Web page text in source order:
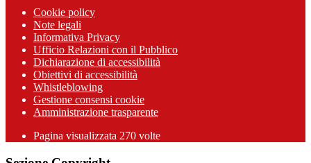
Cookie policy
Note legali
Informativa Privacy
Ufficio Relazioni con il Pubblico
Dichiarazione di accessibilità
Obiettivi di accessibilità
Whistleblowing
Gestione consensi cookie
Amministrazione trasparente
Pagina visualizzata 270 volte